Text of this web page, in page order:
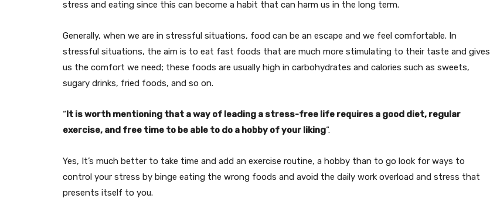
stress and eating since this can become a habit that can harm us in the long term.
Generally, when we are in stressful situations, food can be an escape and we feel comfortable. In
stressful situations, the aim is to eat fast foods that are much more stimulating to their taste and gives
us the comfort we need; these foods are usually high in carbohydrates and calories such as sweets,
sugary drinks, fried foods, and so on.
“It is worth mentioning that a way of leading a stress-free life requires a good diet, regular
exercise, and free time to be able to do a hobby of your liking“.
Yes, It’s much better to take time and add an exercise routine, a hobby than to go look for ways to
control your stress by binge eating the wrong foods and avoid the daily work overload and stress that
presents itself to you.